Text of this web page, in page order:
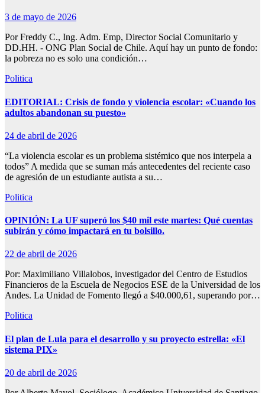
3 de mayo de 2026
Por Freddy C., Ing. Adm. Emp, Director Social Comunitario y
DD.HH. - ONG Plan Social de Chile. Aquí hay un punto de fondo:
la pobreza no es solo una condición…
Politica
EDITORIAL: Crisis de fondo y violencia escolar: «Cuando los
adultos abandonan su puesto»
24 de abril de 2026
“La violencia escolar es un problema sistémico que nos interpela a
todos” A medida que se suman más antecedentes del reciente caso
de agresión de un estudiante autista a su…
Politica
OPINIÓN: La UF superó los $40 mil este martes: Qué cuentas
subirán y cómo impactará en tu bolsillo.
22 de abril de 2026
Por: Maximiliano Villalobos, investigador del Centro de Estudios
Financieros de la Escuela de Negocios ESE de la Universidad de los
Andes. La Unidad de Fomento llegó a $40.000,61, superando por…
Politica
El plan de Lula para el desarrollo y su proyecto estrella: «El
sistema PIX»
20 de abril de 2026